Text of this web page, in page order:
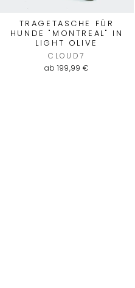
TRAGETASCHE FÜR
HUNDE "MONTREAL" IN
LIGHT OLIVE
CLOUD7
ab 199,99 €
sehr